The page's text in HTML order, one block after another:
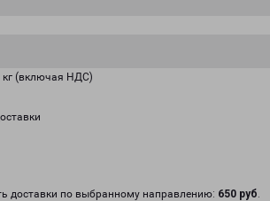
кг (включая НДС)
доставки по выбранному направлению: 650 руб.